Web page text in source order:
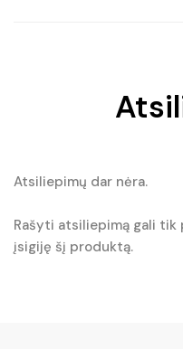
Atsiliepimų dar nėra.
Rašyti atsiliepimą gali
įsigiję šį produktą.